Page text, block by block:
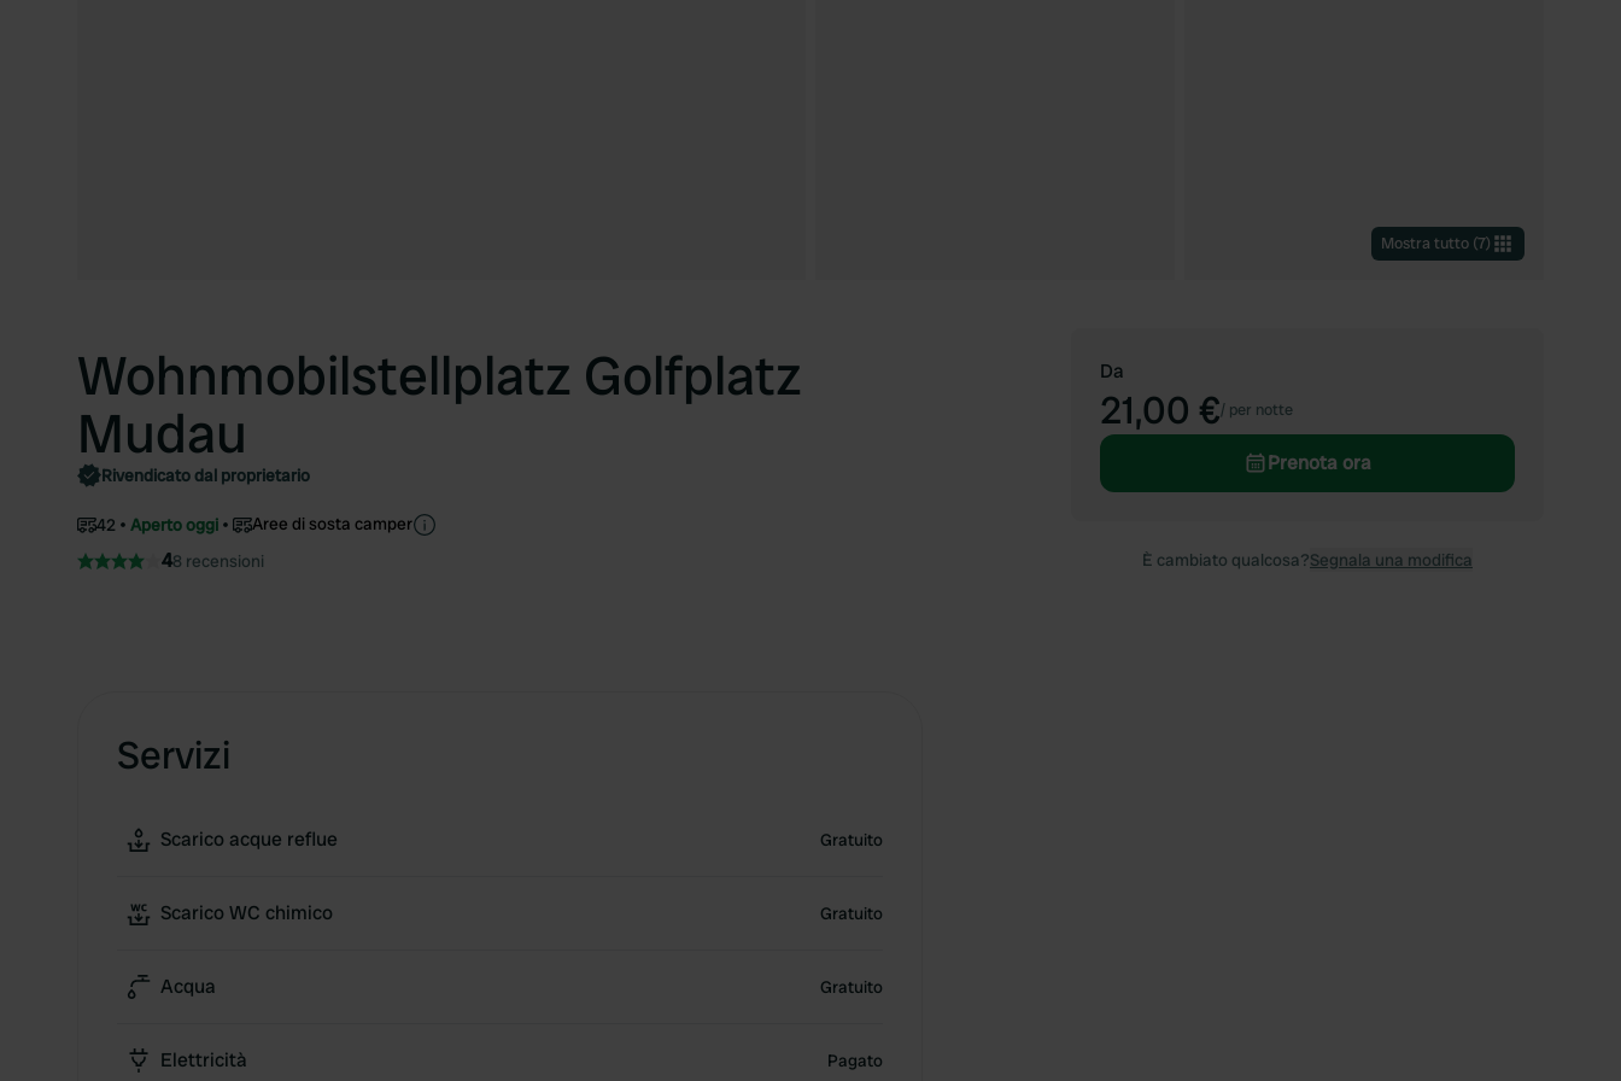
Mostra tutto (7)
Wohnmobilstellplatz Golfplatz
Mudau
Rivendicato dal proprietario
42 Aperto oggi Aree di sosta camper
48 recensioni
Servizi
Scarico acque reflue Gratuito
Scarico WC chimico Gratuito
Acqua Gratuito
Elettricità Pagato
Da
21,00 €/ per notte
Prenota ora
È cambiato qualcosa?Segnala una modifica